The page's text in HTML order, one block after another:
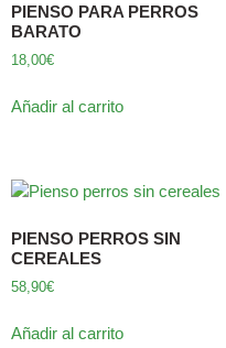
PIENSO PARA PERROS
BARATO
18,00€
Añadir al carrito
PIENSO PERROS SIN
CEREALES
58,90€
Añadir al carrito